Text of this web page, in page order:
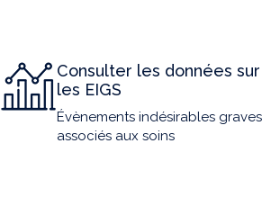
Consulter les données sur
les EIGS
Évènements indésirables graves
associés aux soins